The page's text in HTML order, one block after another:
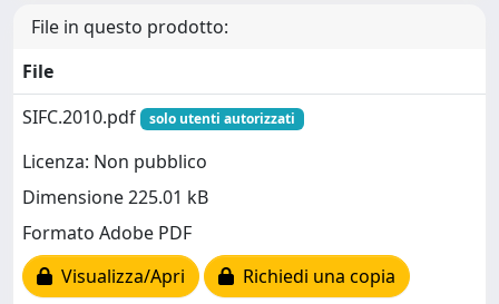
File in questo prodotto:
File
SIFC.2010.pdf
solo utenti autorizzati
Licenza: Non pubblico
Dimensione 225.01 kB
Formato Adobe PDF
Visualizza/Apri
Richiedi una copia